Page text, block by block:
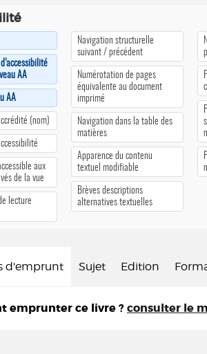
AA
AA
(nom)
aux
de la vue
lecture
Navigation structurelle
suivant / précédent
Numérotation de pages
équivalente au document
imprimé
Navigation dans la table des
matières
Apparence du contenu
textuel modifiable
Brèves descriptions
alternatives textuelles
d'emprunt Sujet Edition
emprunter ce livre ? consulter le